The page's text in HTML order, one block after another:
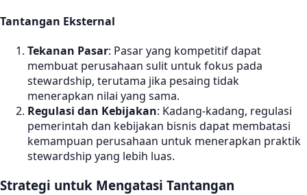
Tantangan Eksternal
Tekanan Pasar: Pasar yang kompetitif dapat
membuat perusahaan sulit untuk fokus pada
stewardship, terutama jika pesaing tidak
menerapkan nilai yang sama.
Regulasi dan Kebijakan: Kadang-kadang, regulasi
pemerintah dan kebijakan bisnis dapat membatasi
kemampuan perusahaan untuk menerapkan praktik
stewardship yang lebih luas.
Strategi untuk Mengatasi Tantangan